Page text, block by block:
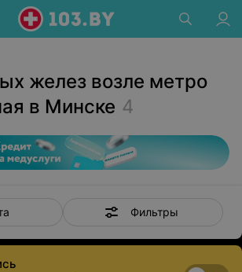
желез возле метро
в Минске 4
Фильтры